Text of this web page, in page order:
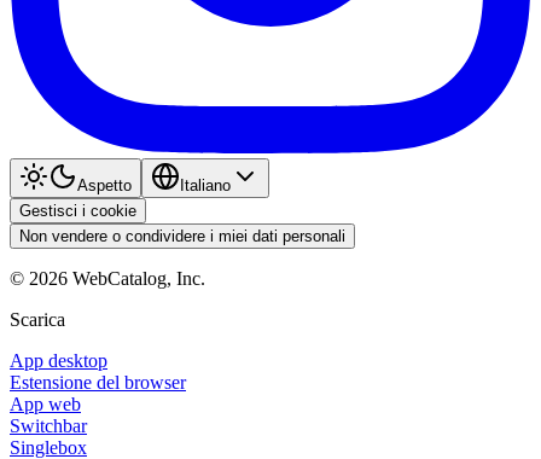
Aspetto
Italiano
Gestisci i cookie
Non vendere o condividere i miei dati personali
© 2026 WebCatalog, Inc.
Scarica
App desktop
Estensione del browser
App web
Switchbar
Singlebox